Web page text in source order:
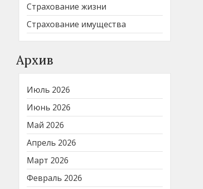
Страхование жизни
Страхование имущества
Архив
Июль 2026
Июнь 2026
Май 2026
Апрель 2026
Март 2026
Февраль 2026